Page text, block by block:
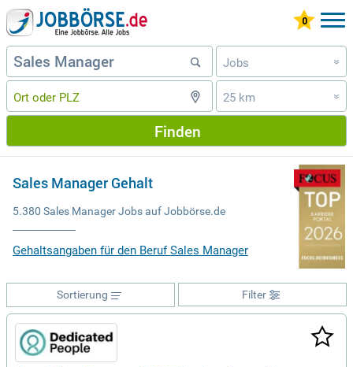
Jobs »
25 km »
Finden
Sales Manager Gehalt
5.380 Sales Manager Jobs auf Jobbörse.de
Gehaltsangaben für den Beruf Sales Manager
Filter
Sortierung